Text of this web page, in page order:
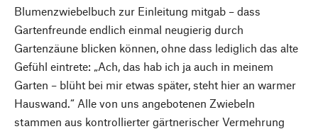
Blumenzwiebelbuch zur Einleitung mitgab – dass
Gartenfreunde endlich einmal neugierig durch
Gartenzäune blicken können, ohne dass lediglich das alte
Gefühl eintrete: „Ach, das hab ich ja auch in meinem
Garten – blüht bei mir etwas später, steht hier an warmer
Hauswand.“ Alle von uns angebotenen Zwiebeln
stammen aus kontrollierter gärtnerischer Vermehrung